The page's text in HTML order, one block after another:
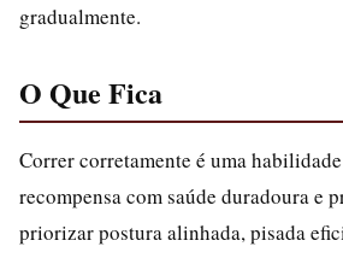
gradualmente.
O Que Fica
Correr corretamente é uma
recompensa com saúde duradoura e
priorizar postura alinhada, pisada